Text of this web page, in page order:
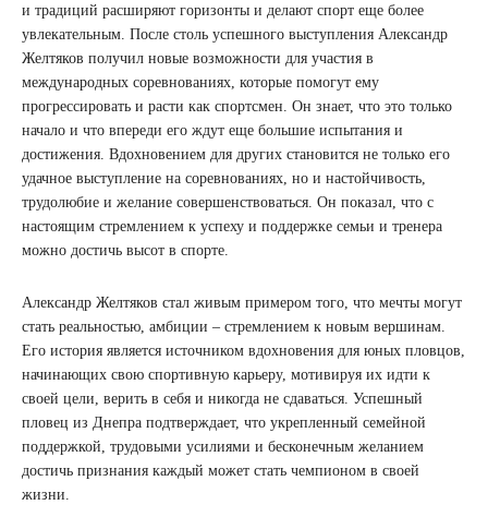
и традиций расширяют горизонты и делают спорт еще более
увлекательным. После столь успешного выступления Александр
Желтяков получил новые возможности для участия в
международных соревнованиях, которые помогут ему
прогрессировать и расти как спортсмен. Он знает, что это только
начало и что впереди его ждут еще большие испытания и
достижения. Вдохновением для других становится не только его
удачное выступление на соревнованиях, но и настойчивость,
трудолюбие и желание совершенствоваться. Он показал, что с
настоящим стремлением к успеху и поддержке семьи и тренера
можно достичь высот в спорте.
Александр Желтяков стал живым примером того, что мечты могут
стать реальностью, амбиции – стремлением к новым вершинам.
Его история является источником вдохновения для юных пловцов,
начинающих свою спортивную карьеру, мотивируя их идти к
своей цели, верить в себя и никогда не сдаваться. Успешный
пловец из Днепра подтверждает, что укрепленный семейной
поддержкой, трудовыми усилиями и бесконечным желанием
достичь признания каждый может стать чемпионом в своей
жизни.